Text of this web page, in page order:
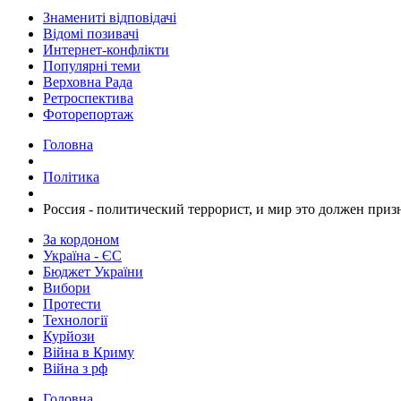
Знамениті відповідачі
Відомі позивачі
Интернет-конфлікти
Популярні теми
Верховна Рада
Ретроспектива
Фоторепортаж
Головна
Політика
Россия - политический террорист, и мир это должен
За кордоном
Україна - ЄС
Бюджет України
Вибори
Протести
Технології
Курйози
Війна в Криму
Війна з рф